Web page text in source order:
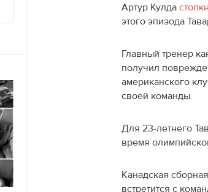
Артур Кулда
этого эпизода
Главный тренер
получил
американского
своей команды.
Для 23-летнего
время
Канадская
встретится с